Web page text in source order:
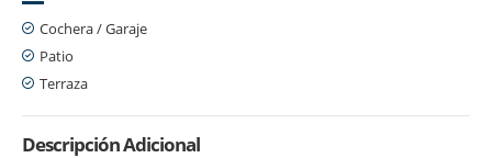
Cochera / Garaje
Patio
Terraza
Descripción Adicional